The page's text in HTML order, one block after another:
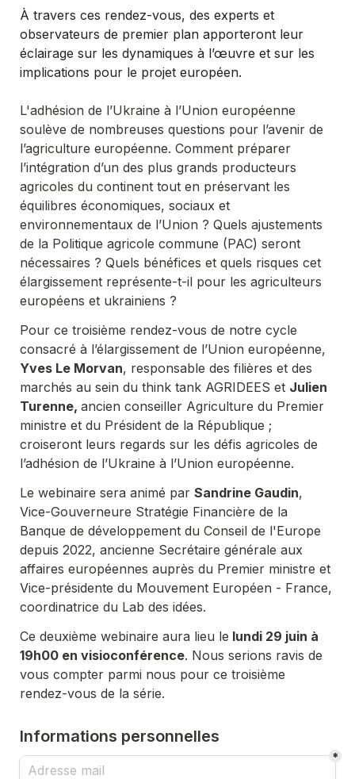
À travers ces rendez-vous, des experts et
observateurs de premier plan apporteront leur
éclairage sur les dynamiques à l’œuvre et sur les
implications pour le projet européen.
L'adhésion de l’Ukraine à l’Union européenne
soulève de nombreuses questions pour l’avenir de
l’agriculture européenne. Comment préparer
l’intégration d’un des plus grands producteurs
agricoles du continent tout en préservant les
équilibres économiques, sociaux et
environnementaux de l’Union ? Quels ajustements
de la Politique agricole commune (PAC) seront
nécessaires ? Quels bénéfices et quels risques cet
élargissement représente-t-il pour les agriculteurs
européens et ukrainiens ?
Pour ce troisième rendez-vous de notre cycle
Yves Le Morvan, responsable des filières et des
marchés au sein du think tank AGRIDEES et Julien
Turenne, ancien conseiller Agriculture du Premier
ministre et du Président de la République ;
croiseront leurs regards sur les défis agricoles de
l’adhésion de l’Ukraine à l’Union européenne.
Le webinaire sera animé par Sandrine Gaudin,
Vice-Gouverneure Stratégie Financière de la
Banque de développement du Conseil de l'Europe
depuis 2022, ancienne Secrétaire générale aux
affaires européennes auprès du Premier ministre et
Vice-présidente du Mouvement Européen - France,
coordinatrice du Lab des idées.
Ce deuxième webinaire aura lieu le lundi 29 juin à
19h00 en visioconférence. Nous serions ravis de
vous compter parmi nous pour ce troisième
rendez-vous de la série.
Informations personnelles
*